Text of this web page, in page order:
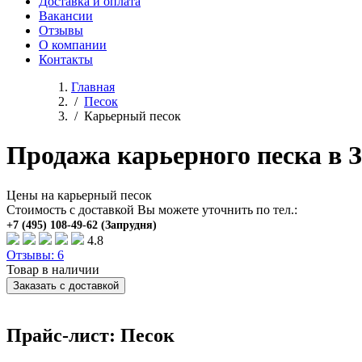
Вакансии
Отзывы
О компании
Контакты
Главная
/ Песок
/ Карьерный песок
Продажа карьерного песка в
Цены на карьерный песок
Стоимость с доставкой Вы можете уточнить по тел.:
4.8
Отзывы: 6
Товар в наличии
Заказать с доставкой
Прайс-лист: Песок